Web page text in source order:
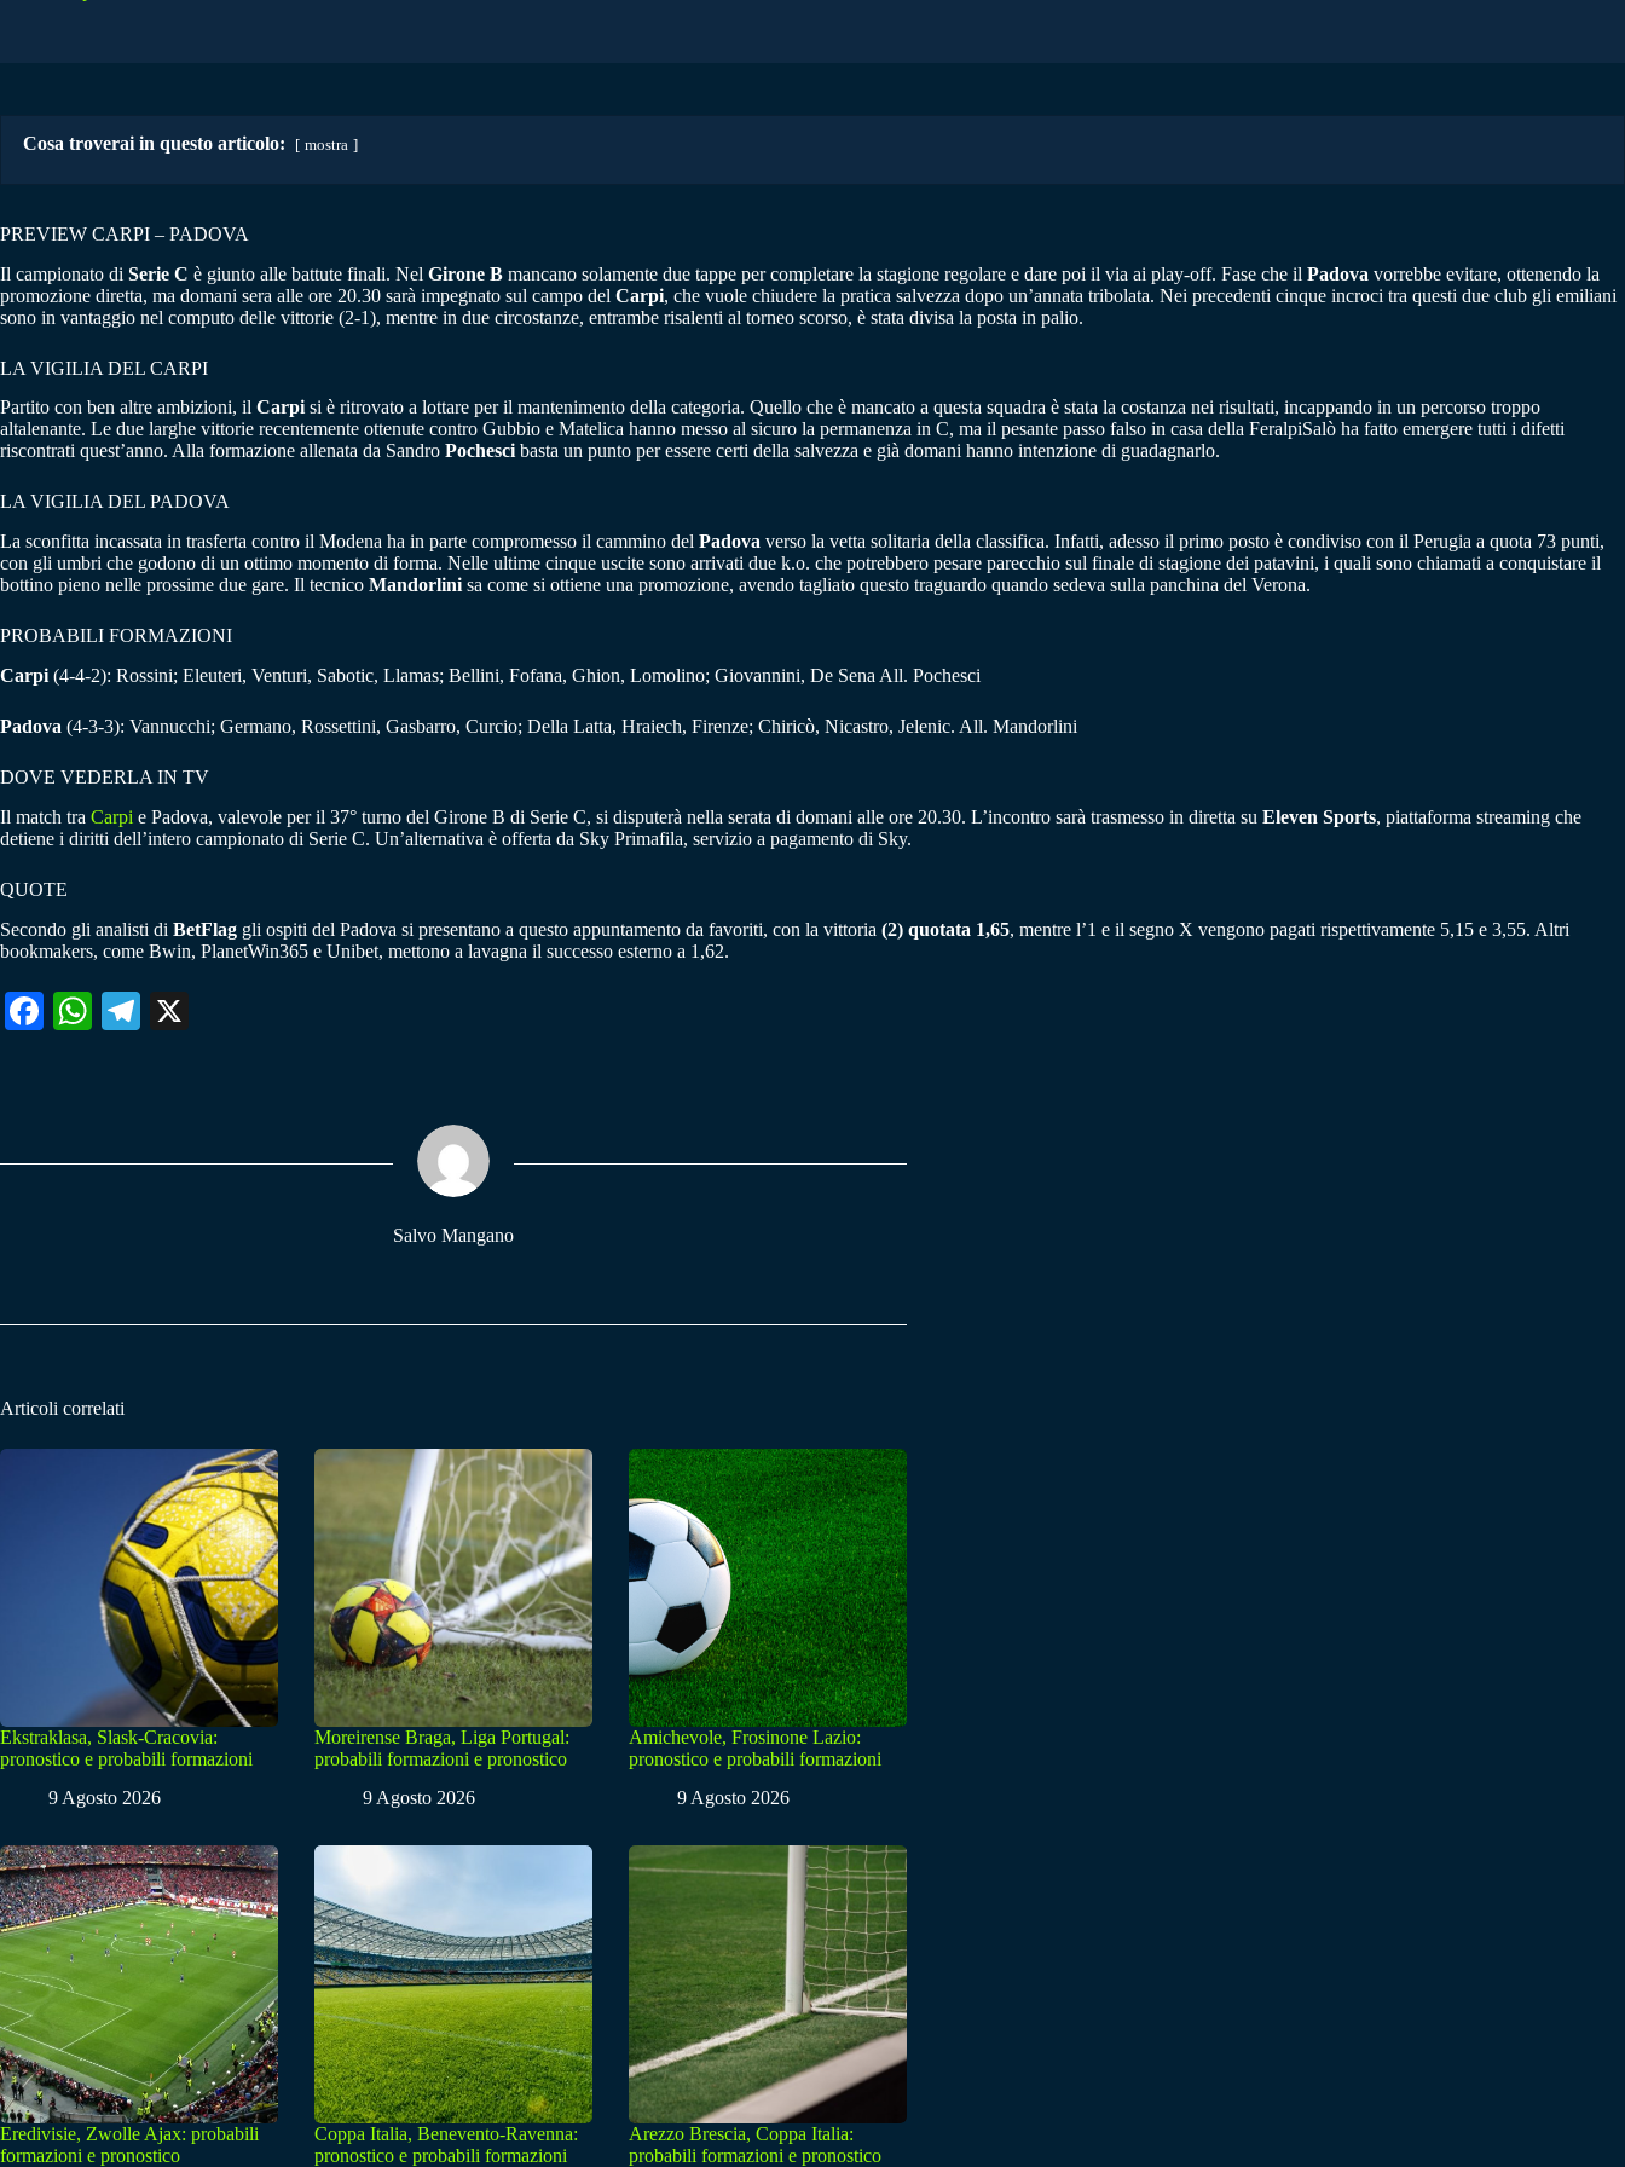
Cosa troverai in questo articolo: mostra
PREVIEW CARPI – PADOVA
Il campionato di Serie C è giunto alle battute finali. Nel Girone B mancano solamente due tappe per completare la stagione regolare e dare poi il via ai play-off. Fase che il Padova vorrebbe evitare, ottenendo la
promozione diretta, ma domani sera alle ore 20.30 sarà impegnato sul campo del Carpi, che vuole chiudere la pratica salvezza dopo un’annata tribolata. Nei precedenti cinque incroci tra questi due club gli emiliani
sono in vantaggio nel computo delle vittorie (2-1), mentre in due circostanze, entrambe risalenti al torneo scorso, è stata divisa la posta in palio.
LA VIGILIA DEL CARPI
Partito con ben altre ambizioni, il Carpisi è ritrovato a lottare per il mantenimento della categoria. Quello che è mancato a questa squadra è stata la costanza nei risultati, incappando in un percorso troppo
altalenante. Le due larghe vittorie recentemente ottenute contro Gubbio e Matelica hanno messo al sicuro la permanenza in C, ma il pesante passo falso in casa della FeralpiSalò ha fatto emergere tutti i difetti
riscontrati quest’anno. Alla formazione allenata da Sandro Pochescibasta un punto per essere certi della salvezza e già domani hanno intenzione di guadagnarlo.
LA VIGILIA DEL PADOVA
La sconfitta incassata in trasferta contro il Modena ha in parte compromesso il cammino del Padova verso la vetta solitaria della classifica. Infatti, adesso il primo posto è condiviso con il Perugia a quota 73 punti,
con gli umbri che godono di un ottimo momento di forma. Nelle ultime cinque uscite sono arrivati due k.o. che potrebbero pesare parecchio sul finale di stagione dei patavini, i quali sono chiamati a conquistare il
bottino pieno nelle prossime due gare. Il tecnico Mandorlini sa come si ottiene una promozione, avendo tagliato questo traguardo quando sedeva sulla panchina del Verona.
PROBABILI FORMAZIONI
Carpi (4-4-2): Rossini; Eleuteri, Venturi, Sabotic, Llamas; Bellini, Fofana, Ghion, Lomolino; Giovannini, De Sena All. Pochesci
Padova (4-3-3): Vannucchi; Germano, Rossettini, Gasbarro, Curcio; Della Latta, Hraiech, Firenze; Chiricò, Nicastro, Jelenic. All. Mandorlini
DOVE VEDERLA IN TV
Il match tra Carpi e Padova, valevole per il 37° turno del Girone B di Serie C, si disputerà nella serata di domani alle ore 20.30. L’incontro sarà trasmesso in diretta su Eleven Sports, piattaforma streaming che
detiene i diritti dell’intero campionato di Serie C. Un’alternativa è offerta da Sky Primafila, servizio a pagamento di Sky.
QUOTE
Secondo gli analisti di BetFlag gli ospiti del Padova si presentano a questo appuntamento da favoriti, con la vittoria (2) quotata 1,65, mentre l’1 e il segno X vengono pagati rispettivamente 5,15 e 3,55. Altri
bookmakers, come Bwin, PlanetWin365 e Unibet, mettono a lavagna il successo esterno a 1,62.
Fa W
pp
Te
m
Salvo Mangano
Articoli correlati
Ekstraklasa, Slask-Cracovia:
pronostico e probabili formazioni
9 Agosto 2026
Moreirense Braga, Liga Portugal:
probabili formazioni e pronostico
9 Agosto 2026
Amichevole, Frosinone Lazio:
pronostico e probabili formazioni
9 Agosto 2026
Eredivisie, Zwolle Ajax: probabili
formazioni e pronostico
Coppa Italia, Benevento-Ravenna:
pronostico e probabili formazioni
Arezzo Brescia, Coppa Italia:
probabili formazioni e pronostico